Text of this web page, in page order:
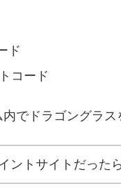
ド
コード
でドラゴングラス
ントサイトだった